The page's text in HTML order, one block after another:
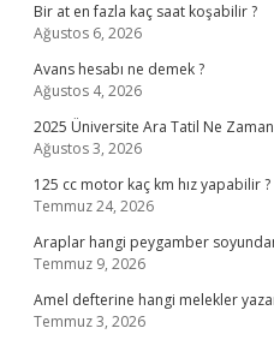
Bir at en fazla kaç saat koşabilir ?
Ağustos 6, 2026
Avans hesabı ne demek ?
Ağustos 4, 2026
2025 Üniversite Ara Tatil Ne
Ağustos 3, 2026
125 cc motor kaç km hız yapabilir ?
Temmuz 24, 2026
Araplar hangi peygamber
Temmuz 9, 2026
Amel defterine hangi melekler
Temmuz 3, 2026